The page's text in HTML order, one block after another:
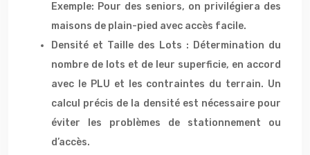
Exemple: Pour des seniors, on privilégiera des
maisons de plain-pied avec accès facile.
Densité et Taille des Lots : Détermination du
nombre de lots et de leur superficie, en accord
avec le PLU et les contraintes du terrain. Un
calcul précis de la densité est nécessaire pour
éviter les problèmes de stationnement ou
d’accès.